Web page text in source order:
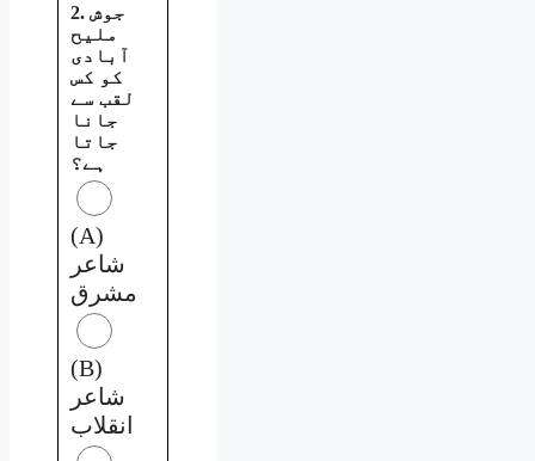
2. جوش
ملیح
آبادی
کو کس
لقب سے
جانا
جاتا
ہے؟
(A)
شاعر
مشرق
(B)
شاعر
انقلاب